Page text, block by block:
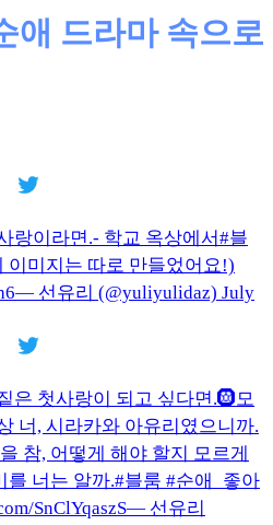
애 드라마 속으로
랑이라면.- 학교 옥상에서#블
이미지는 따로 만들었어요!)
선유리 (@yuliyulidaz) July
은 첫사랑이 되고 싶다면.🛞모
너, 시라카와 아유리였으니까.
참, 어떻게 해야 할지 모르게
를 너는 알까.#블룸 #순애_좋아
SnClYqaszS— 선유리